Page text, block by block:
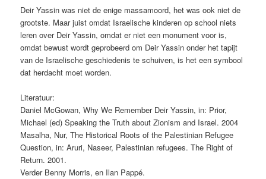
Deir Yassin was niet de enige massamoord, het was ook niet de
grootste. Maar juist omdat Israelische kinderen op school niets
leren over Deir Yassin, omdat er niet een monument voor is,
omdat bewust wordt geprobeerd om Deir Yassin onder het tapijt
van de Israelische geschiedenis te schuiven, is het een symbool
dat herdacht moet worden.
Literatuur:
Daniel McGowan, Why We Remember Deir Yassin, in: Prior,
Michael (ed) Speaking the Truth about Zionism and Israel. 2004
Masalha, Nur, The Historical Roots of the Palestinian Refugee
Question, in: Aruri, Naseer, Palestinian refugees. The Right of
Return. 2001.
Verder Benny Morris, en Ilan Pappé.